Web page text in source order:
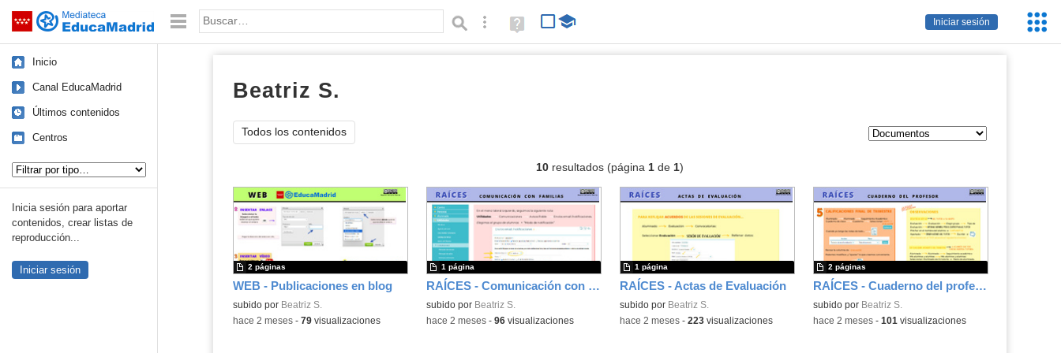
Saltar navegación
Iniciar sesión
Palabra o frase: Búsqueda avanzada
Ayuda
(en
Inicio
Canal EducaMadrid
Últimos contenidos
Centros
Inicia sesión para aportar
contenidos, crear listas de
reproducción...
Iniciar sesión
Beatriz S.
Todos los contenidos
10resultados (página 1de 1)
WEB - Publicaciones en blog
subido por Beatriz S.
2 páginas
-hace 2 meses- 79visualizaciones
RAÍCES - Comunicación con familias
subido por Beatriz S.
1 página
-hace 2 meses- 96visualizaciones
RAÍCES - Actas de Evaluación
subido por Beatriz S.
1 página
-hace 2 meses- 223visualizaciones
RAÍCES - Cuaderno del profesor
subido por Beatriz S.
2 páginas
-hace 2 meses- 101 visualizaciones